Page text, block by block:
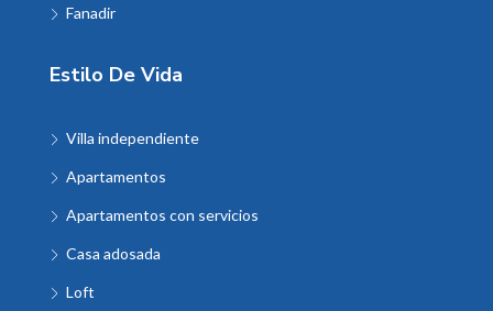
Fanadir
Estilo De Vida
Villa independiente
Apartamentos
Apartamentos con servicios
Casa adosada
Loft